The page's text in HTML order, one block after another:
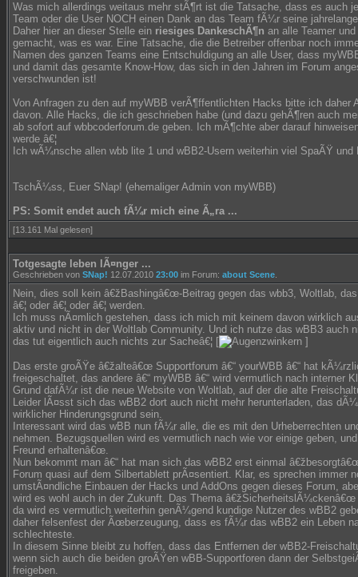
Was mich allerdings weitaus mehr stÃ¶rt ist die Tatsache, dass es auch
Team oder die User NOCH einen Dank an das Team fÃ¼r seine
Daher hier an dieser Stelle ein riesiges DankeschÃ¶n an alle Teamer
gemacht, was es war. Eine Tatsache, die die Betreiber offenbar noch
Namen des ganzen Teams eine Entschuldigung an alle User, dass
und damit das gesamte Know-How, das sich in den Jahren im Forum
verschwunden ist!
Von Anfragen zu den auf myWBB verÃ¶ffentlichten Hacks bitte ich daher
davon. Alle Hacks, die ich geschrieben habe (und dazu gehÃ¶ren auch
ab sofort auf wbbcoderforum.de geben. Ich mÃ¶chte aber darauf
werde â€¦
Ich wÃ¼nsche allen wbb lite 1 und wBB2-Usern weiterhin viel SpaÃŸ und
TschÃ¼ss, Euer SNap! (ehemaliger Admin von myWBB)
PS: Somit endet auch fÃ¼r mich eine Ã„ra ...
[13.161 Mal gelesen]
Totgesagte leben lÃ¤nger ...
Geschrieben von SNap! 12.07.2010 23:00 im Forum: about Scene
Nein, dies soll kein â€žBashingâ€œ-Beitrag gegen das wbb3, Woltlab,
â€¦ oder â€¦ oder â€¦ werden.
Ich muss nÃ¤mlich gestehen, dass ich mich mit keinem davon wirklich
aktiv und nicht in der Woltlab Community. Und ich nutze das wBB3 auch
das tut eigentlich auch nichts zur Sacheâ€¦ [
]
Das erste groÃŸe â€žalteâ€œ Supportforum â€“ yourWBB â€“ hat
freigeschaltet, das andere â€“ myWBB â€“ wird vermutlich nach interner
Grund dafÃ¼r ist die neue Website von Woltlab, auf der die alte
Leider lÃ¤sst sich das wBB2 dort auch nicht mehr herunterladen, das
wirklicher Hinderungsgrund sein.
Interessant wird das wBB nun fÃ¼r alle, die es mit den Urheberrechten
nehmen. Bezugsquellen wird es vermutlich nach wie vor einige geben,
Freund erhaltenâ€œ.
Nun bekommt man â€“ hat man sich das wBB2 erst einmal
Forum quasi auf dem Silbertablett prÃ¤sentiert. Klar, es sprechen immer
umstÃ¤ndliche Einbauen der Hacks und AddOns gegen dieses Forum,
wird es wohl auch in der Zukunft. Das Thema
da wird es vermutlich weiterhin genÃ¼gend kundige Nutzer des wBB2
daher felsenfest der Ãœberzeugung, dass es fÃ¼r das wBB2 ein Leben
schlechteste.
In diesem Sinne bleibt zu hoffen, dass das Entfernen der wBB2-
wenn sich auch die beiden groÃŸen wBB-Supportforen dann der
freigeben.